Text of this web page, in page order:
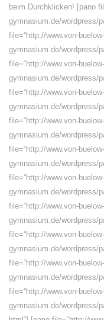
beim Durchklicken! [pano
gymnasium.de/wordpress/
file=“http://www.von-buelow-
gymnasium.de/wordpress/
file=“http://www.von-buelow-
gymnasium.de/wordpress/
file=“http://www.von-buelow-
gymnasium.de/wordpress/
file=“http://www.von-buelow-
gymnasium.de/wordpress/
file=“http://www.von-buelow-
gymnasium.de/wordpress/
file=“http://www.von-buelow-
gymnasium.de/wordpress/
file=“http://www.von-buelow-
gymnasium.de/wordpress/
file=“http://www.von-buelow-
gymnasium.de/wordpress/
file=“http://www.von-buelow-
gymnasium.de/wordpress/
file=“http://www.von-buelow-
gymnasium.de/wordpress/